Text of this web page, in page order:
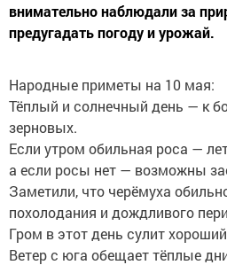
внимательно наблюдали за
предугадать погоду и урожай.
Народные приметы на 10 мая:
Тёплый и солнечный день — к
зерновых.
Если утром обильная роса —
а если росы нет — возможны
Заметили, что черёмуха
похолодания и дождливого
Гром в этот день сулит
Ветер с юга обещает тёплые